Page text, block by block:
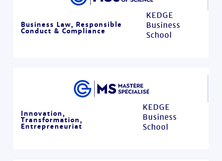
Business Law, Responsible
Conduct & Compliance
KEDGE
Business
School
Innovation,
Transformation,
Entrepreneuriat
KEDGE
Business
School